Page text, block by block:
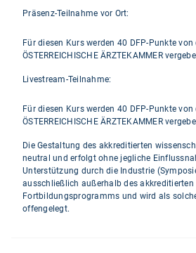
Präsenz-Teilnahme vor Ort:
Für diesen Kurs werden 40 DFP-Punkte
ÖSTERREICHISCHE ÄRZTEKAMMER
Livestream-Teilnahme:
Für diesen Kurs werden 40 DFP-Punkte
ÖSTERREICHISCHE ÄRZTEKAMMER
Die Gestaltung des akkreditierten
neutral und erfolgt ohne jegliche
Unterstützung durch die Industrie
ausschließlich außerhalb des akkreditierten
Fortbildungsprogramms und wird als
offengelegt.